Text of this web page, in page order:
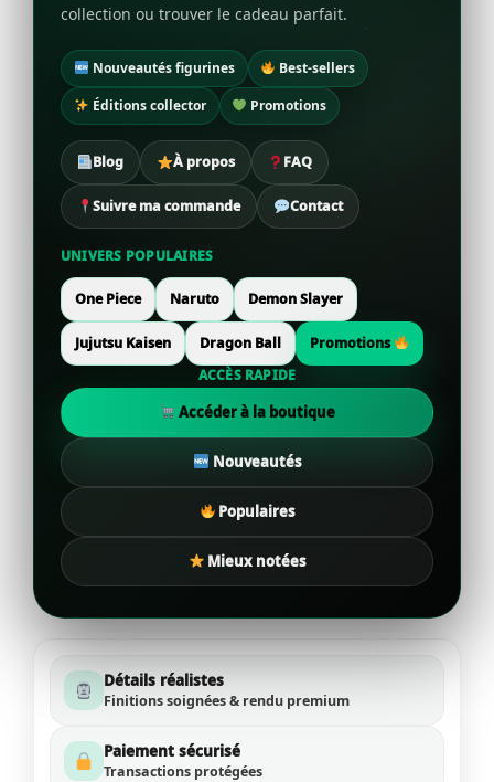
collection ou trouver le cadeau parfait.
Nouveautés figurines
Best-sellers
Éditions collector
Promotions
Blog À propos FAQ
Suivre ma commande Contact
UNIVERS POPULAIRES
One Piece Naruto Demon Slayer
Jujutsu Kaisen Dragon Ball
Promotions
ACCÈS RAPIDE
Accéder à la boutique
Nouveautés
Populaires
Mieux notées
Détails réalistes
Finitions soignées & rendu premium
Paiement sécurisé
Transactions protégées